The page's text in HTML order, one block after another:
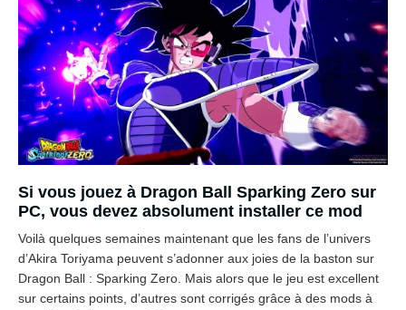
Si vous jouez à Dragon Ball Sparking Zero sur
PC, vous devez absolument installer ce mod
Voilà quelques semaines maintenant que les fans de l’univers
d’Akira Toriyama peuvent s’adonner aux joies de la baston sur
Dragon Ball : Sparking Zero. Mais alors que le jeu est excellent
sur certains points, d’autres sont corrigés grâce à des mods à